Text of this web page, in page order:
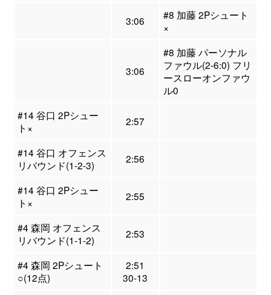
3:06
#8 加藤 2Pシュート
×
3:06
#8 加藤 パーソナル
ファウル(2-6:0) フリ
ースローオンファウ
ル0
#14 谷口 2Pシュー
ト×
2:57
#14 谷口 オフェンス
リバウンド(1-2-3)
2:56
#14 谷口 2Pシュー
ト×
2:55
#4 森岡 オフェンス
リバウンド(1-1-2)
2:53
#4 森岡 2Pシュート
○(12点)
2:51
30-13